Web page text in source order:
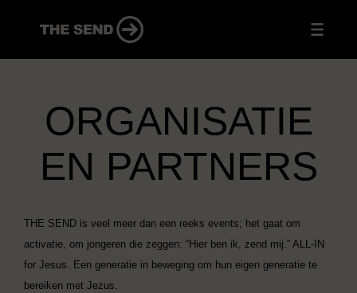
ORGANISATIE
EN PARTNERS
THE SEND is veel meer dan een reeks events; het gaat om
activatie, om jongeren die zeggen: “Hier ben ik, zend mij.” ALL-IN
for Jesus. Een generatie in beweging om hun eigen generatie te
bereiken met Jezus.